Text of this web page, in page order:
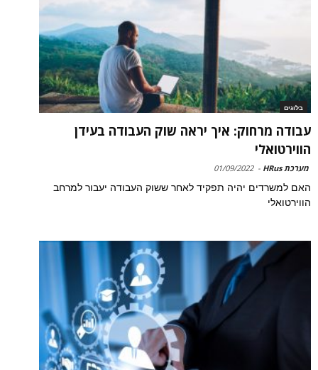
בלוגים
עבודה מרחוק: איך יראה שוק העבודה בעידן
הווירטואלי
מערכת HRus -
01/09/2022
האם למשרדים יהיה תפקיד לאחר ששוק העבודה יעבור למרחב
הווירטואלי